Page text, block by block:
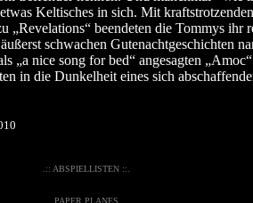
Keltisches in sich. Mit
„Revelations“ beendeten die Tommys ihr
schwachen Gutenachtgeschichten
„a nice song for bed“ angesagten
in die Dunkelheit eines sich
.:: ABSPIELLISTEN ::.
PAPER PLANES